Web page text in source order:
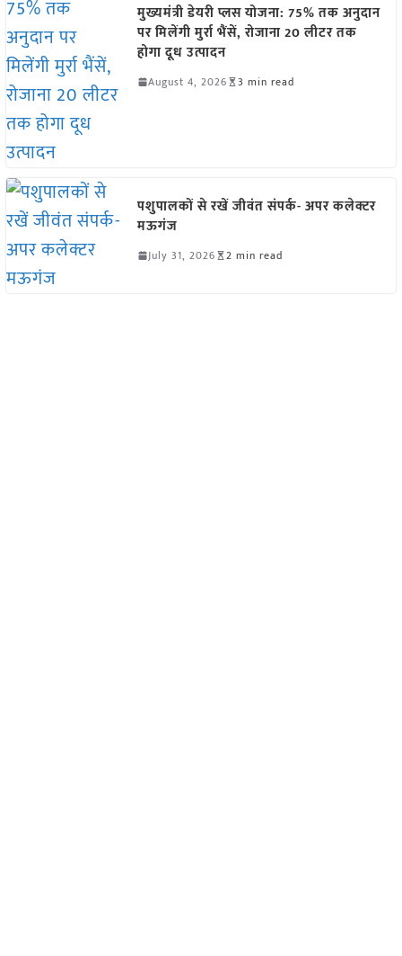
मुख्यमंत्री डेयरी प्लस योजना: 75% तक अनुदान
पर मिलेंगी मुर्रा भैंसें, रोजाना 20 लीटर तक
होगा दूध उत्पादन
August 4, 2026 3 min read
पशुपालकों से रखें जीवंत संपर्क- अपर कलेक्टर
मऊगंज
July 31, 2026 2 min read